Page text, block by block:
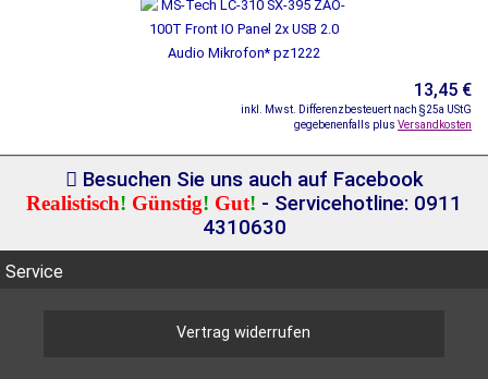
13,45 €
inkl. Mwst. Differenzbesteuert nach §25a UStG
gegebenenfalls plus Versandkosten
Besuchen Sie uns auch auf Facebook
Realistisch! Günstig! Gut! - Servicehotline: 0911
4310630
Service
Vertrag widerrufen